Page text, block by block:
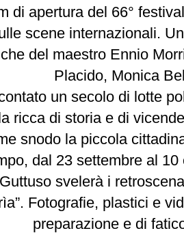
di apertura del 66°
scene internazionali.
del maestro Ennio
Placido, Monica
un secolo di lotte
ricca di storia e di
snodo la piccola
dal 23 settembre al
svelerà i
Fotografie, plastici e
preparazione e di